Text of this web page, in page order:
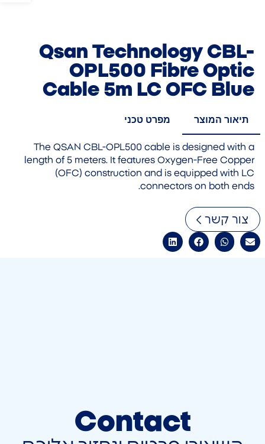
Qsan Technology CBL-
OPL500 Fibre Optic
Cable 5m LC OFC Blue
תיאור המוצר מפרט טכני
The QSAN CBL-OPL500 cable is designed with a
length of 5 meters. It features Oxygen-Free Copper
(OFC) construction and is equipped with LC
connectors on both ends.
צור קשר
Contact